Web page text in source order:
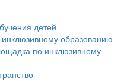
детей
образованию
по инклюзивному